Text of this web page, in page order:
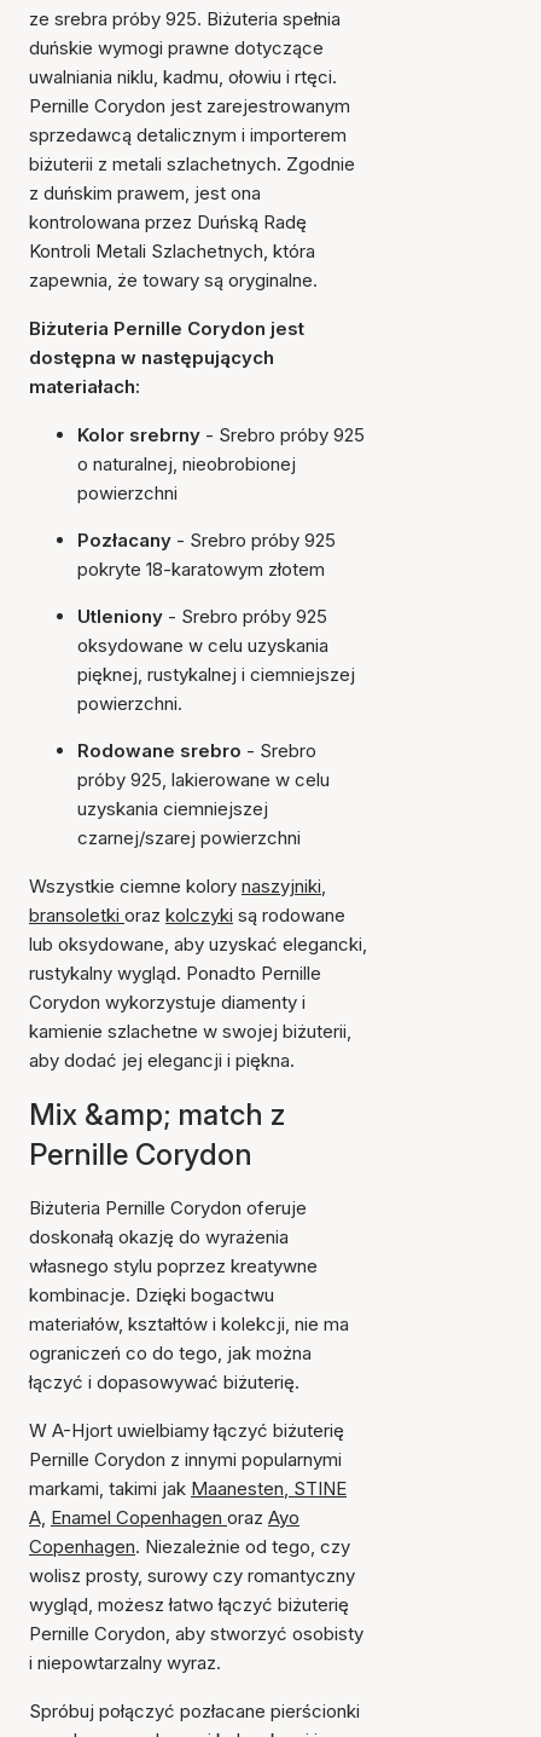
ze srebra próby 925. Biżuteria spełnia
duńskie wymogi prawne dotyczące
uwalniania niklu, kadmu, ołowiu i rtęci.
Pernille Corydon jest zarejestrowanym
sprzedawcą detalicznym i importerem
biżuterii z metali szlachetnych. Zgodnie
z duńskim prawem, jest ona
kontrolowana przez Duńską Radę
Kontroli Metali Szlachetnych, która
zapewnia, że towary są oryginalne.
Biżuteria Pernille Corydon jest
dostępna w następujących
materiałach:
Kolor srebrny - Srebro próby 925
o naturalnej, nieobrobionej
powierzchni
Pozłacany - Srebro próby 925
pokryte 18-karatowym złotem
Utleniony - Srebro próby 925
oksydowane w celu uzyskania
pięknej, rustykalnej i ciemniejszej
powierzchni.
Rodowane srebro - Srebro
próby 925, lakierowane w celu
uzyskania ciemniejszej
czarnej/szarej powierzchni
Wszystkie ciemne kolory naszyjniki,
bransoletki oraz kolczyki są rodowane
lub oksydowane, aby uzyskać elegancki,
rustykalny wygląd. Ponadto Pernille
Corydon wykorzystuje diamenty i
kamienie szlachetne w swojej biżuterii,
aby dodać jej elegancji i piękna.
Mix &amp; match z
Pernille Corydon
Biżuteria Pernille Corydon oferuje
doskonałą okazję do wyrażenia
własnego stylu poprzez kreatywne
kombinacje. Dzięki bogactwu
materiałów, kształtów i kolekcji, nie ma
ograniczeń co do tego, jak można
łączyć i dopasowywać biżuterię.
W A-Hjort uwielbiamy łączyć biżuterię
Pernille Corydon z innymi popularnymi
markami, takimi jak Maanesten, STINE
A, Enamel Copenhagen oraz Ayo
Copenhagen. Niezależnie od tego, czy
wolisz prosty, surowy czy romantyczny
wygląd, możesz łatwo łączyć biżuterię
Pernille Corydon, aby stworzyć osobisty
i niepowtarzalny wyraz.
Spróbuj połączyć pozłacane pierścionki